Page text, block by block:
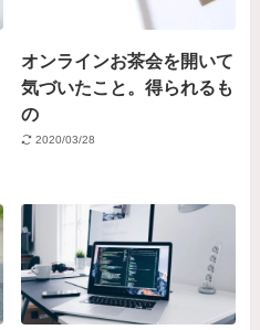
オンラインお茶会を開いて
気づいたこと。得られるも
の
2020/03/28